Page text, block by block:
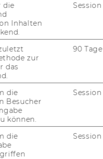
die
Inhalten
Session
zur
das
90 Tage
die
Besucher
können.
Session
die
Session